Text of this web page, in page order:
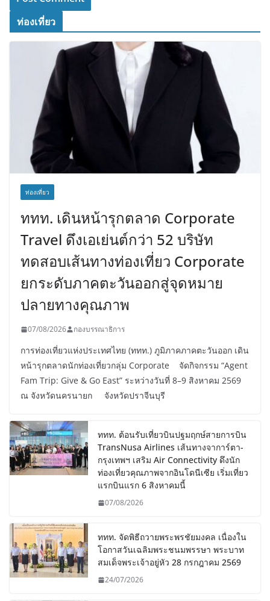
ท่องเที่ยว
ท่องเที่ยว
ททท. เดินหน้ารุกตลาด Corporate
Travel ดึงเอเย่นต์กว่า 52 บริษัท
ทดสอบเส้นทางท่องเที่ยว Corporate
ยกระดับภาคตะวันออกสู่จุดหมาย
ปลายทางคุณภาพ
07/08/2026 กองบรรณาธิการ
การท่องเที่ยวแห่งประเทศไทย (ททท.) ภูมิภาคภาคตะวันออก เดิน
หน้ารุกตลาดนักท่องเที่ยวกลุ่ม Corporate จัดกิจกรรม “Agent
Fam Trip: Give & Go East” ระหว่างวันที่ 8–9 สิงหาคม 2569
ณ จังหวัดนครนายก จังหวัดปราจีนบุรี
ททท. ต้อนรับเที่ยวบินปฐมฤกษ์สายการบิน
TransNusa Airlines เส้นทางจาการ์ตา-
กรุงเทพฯ เสริม Air Connectivity ดึงนัก
ท่องเที่ยวคุณภาพจากอินโดนีเซีย เริ่มเที่ยว
แรกบินแรก 6 สิงหาคมนี้
07/08/2026
ททท. จัดพิธีถวายพระพรชัยมงคล เนื่องใน
โอกาสวันเฉลิมพระชนมพรรษา พระบาท
สมเด็จพระเจ้าอยู่หัว 28 กรกฎาคม 2569
24/07/2026